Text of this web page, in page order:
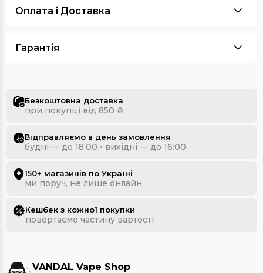
Оплата i Доставка
Гарантія
Безкоштовна доставка
при покупці від 850 ₴
Відправляємо в день замовлення
будні — до 18:00 • вихідні — до 16:00
150+ магазинів по Україні
ми поруч, не лише онлайн
Кешбек з кожної покупки
повертаємо частину вартості
VANDAL Vape Shop